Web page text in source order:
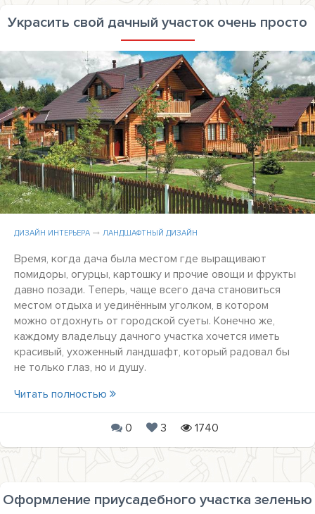
Украсить свой дачный участок очень просто
ДИЗАЙН ИНТЕРЬЕРА ЛАНДШАФТНЫЙ ДИЗАЙН
Время, когда дача была местом где выращивают
помидоры, огурцы, картошку и прочие овощи и фрукты
давно позади. Теперь, чаще всего дача становиться
местом отдыха и уединённым уголком, в котором
можно отдохнуть от городской суеты. Конечно же,
каждому владельцу дачного участка хочется иметь
красивый, ухоженный ландшафт, который радовал бы
не только глаз, но и душу.
Читать полностью
0 3 1740
Оформление приусадебного участка зеленью